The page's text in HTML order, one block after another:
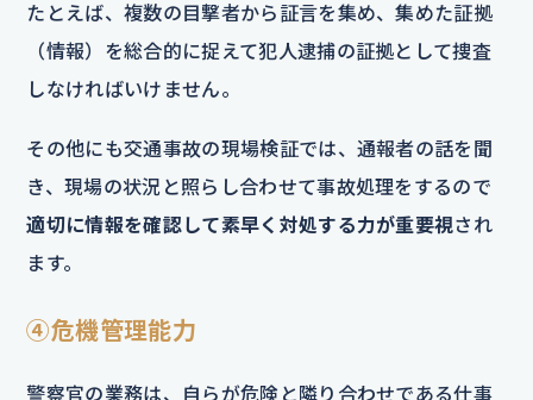
たとえば、複数の目撃者から証言を集め、集めた証拠
（情報）を総合的に捉えて犯人逮捕の証拠として捜査
しなければいけません。
その他にも交通事故の現場検証では、通報者の話を聞
き、現場の状況と照らし合わせて事故処理をするので
適切に情報を確認して素早く対処する力が重要視され
ます。
④危機管理能力
警察官の業務は、自らが危険と隣り合わせである仕事